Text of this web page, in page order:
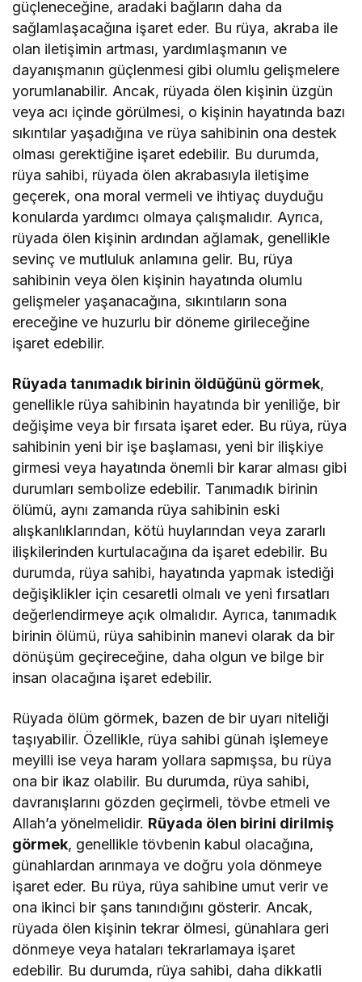
güçleneceğine, aradaki bağların daha da
sağlamlaşacağına işaret eder. Bu rüya, akraba ile
olan iletişimin artması, yardımlaşmanın ve
dayanışmanın güçlenmesi gibi olumlu gelişmelere
yorumlanabilir. Ancak, rüyada ölen kişinin üzgün
veya acı içinde görülmesi, o kişinin hayatında bazı
sıkıntılar yaşadığına ve rüya sahibinin ona destek
olması gerektiğine işaret edebilir. Bu durumda,
rüya sahibi, rüyada ölen akrabasıyla iletişime
geçerek, ona moral vermeli ve ihtiyaç duyduğu
konularda yardımcı olmaya çalışmalıdır. Ayrıca,
rüyada ölen kişinin ardından ağlamak, genellikle
sevinç ve mutluluk anlamına gelir. Bu, rüya
sahibinin veya ölen kişinin hayatında olumlu
gelişmeler yaşanacağına, sıkıntıların sona
ereceğine ve huzurlu bir döneme girileceğine
işaret edebilir.
Rüyada tanımadık birinin öldüğünü görmek,
genellikle rüya sahibinin hayatında bir yeniliğe, bir
değişime veya bir fırsata işaret eder. Bu rüya, rüya
sahibinin yeni bir işe başlaması, yeni bir ilişkiye
girmesi veya hayatında önemli bir karar alması gibi
durumları sembolize edebilir. Tanımadık birinin
ölümü, aynı zamanda rüya sahibinin eski
alışkanlıklarından, kötü huylarından veya zararlı
ilişkilerinden kurtulacağına da işaret edebilir. Bu
durumda, rüya sahibi, hayatında yapmak istediği
değişiklikler için cesaretli olmalı ve yeni fırsatları
değerlendirmeye açık olmalıdır. Ayrıca, tanımadık
birinin ölümü, rüya sahibinin manevi olarak da bir
dönüşüm geçireceğine, daha olgun ve bilge bir
insan olacağına işaret edebilir.
Rüyada ölüm görmek, bazen de bir uyarı niteliği
taşıyabilir. Özellikle, rüya sahibi günah işlemeye
meyilli ise veya haram yollara sapmışsa, bu rüya
ona bir ikaz olabilir. Bu durumda, rüya sahibi,
davranışlarını gözden geçirmeli, tövbe etmeli ve
Allah’a yönelmelidir. Rüyada ölen birini dirilmiş
görmek, genellikle tövbenin kabul olacağına,
günahlardan arınmaya ve doğru yola dönmeye
işaret eder. Bu rüya, rüya sahibine umut verir ve
ona ikinci bir şans tanındığını gösterir. Ancak,
rüyada ölen kişinin tekrar ölmesi, günahlara geri
dönmeye veya hataları tekrarlamaya işaret
edebilir. Bu durumda, rüya sahibi, daha dikkatli